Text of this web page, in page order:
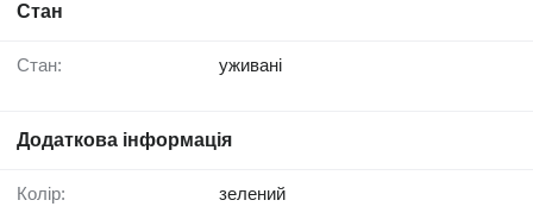
Стан
Стан: уживані
Додаткова інформація
Колір: зелений